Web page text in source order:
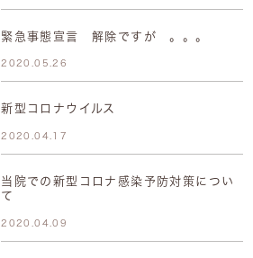
緊急事態宣言 解除ですが 。。。
2020.05.26
新型コロナウイルス
2020.04.17
当院での新型コロナ感染予防対策につい
て
2020.04.09